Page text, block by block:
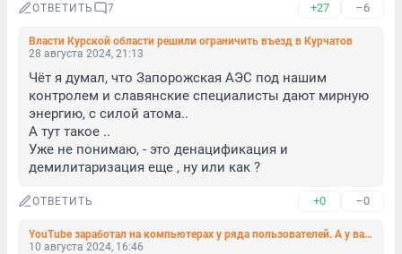
ОТВЕТИТЬ 7 +27 –6
Власти Курской области решили ограничить въезд в Курчатов
28 августа 2024, 21:13
Чёт я думал, что Запорожская АЭС под нашим
контролем и славянские специалисты дают мирную
энергию, с силой атома..
А тут такое ..
Уже не понимаю, - это денацификация и
демилитаризация еще , ну или как ?
ОТВЕТИТЬ +0 –0
YouTube заработал на компьютерах у ряда пользователей. А у вас?
10 августа 2024, 16:46